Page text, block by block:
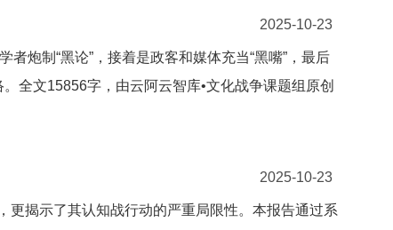
2025-10-23
炮制“黑论”，接着是政客和媒体充当“黑嘴”，最后
全文15856字，由云阿云智库•文化战争课题组原创
2025-10-23
揭示了其认知战行动的严重局限性。本报告通过系